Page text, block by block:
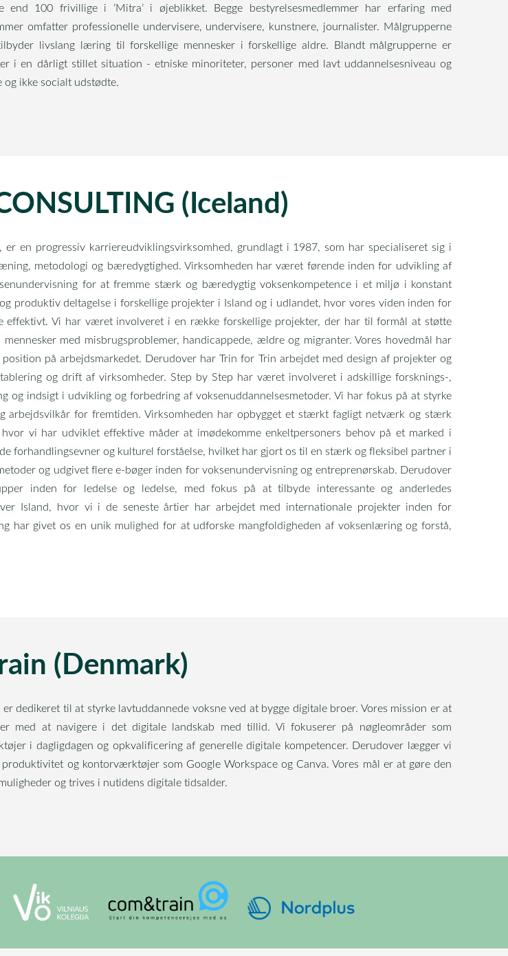
100 frivillige i ’Mitra’ i øjeblikket. Begge bestyrelsesmedlemmer har erfaring med
omfatter professionelle undervisere, undervisere, kunstnere, journalister. Målgrupperne
livslang læring til forskellige mennesker i forskellige aldre. Blandt målgrupperne er
i en dårligt stillet situation - etniske minoriteter, personer med lavt uddannelsesniveau og
ikke socialt udstødte.
(Iceland)
en progressiv karriereudviklingsvirksomhed, grundlagt i 1987, som har specialiseret sig i
metodologi og bæredygtighed. Virksomheden har været førende inden for udvikling af
for at fremme stærk og bæredygtig voksenkompetence i et miljø i konstant
produktiv deltagelse i forskellige projekter i Island og i udlandet, hvor vores viden inden for
Vi har været involveret i en række forskellige projekter, der har til formål at støtte
med misbrugsproblemer, handicappede, ældre og migranter. Vores hovedmål har
på arbejdsmarkedet. Derudover har Trin for Trin arbejdet med design af projekter og
og drift af virksomheder. Step by Step har været involveret i adskillige forsknings-,
indsigt i udvikling og forbedring af voksenuddannelsesmetoder. Vi har fokus på at styrke
arbejdsvilkår for fremtiden. Virksomheden har opbygget et stærkt fagligt netværk og stærk
vi har udviklet effektive måder at imødekomme enkeltpersoners behov på et marked i
forhandlingsevner og kulturel forståelse, hvilket har gjort os til en stærk og fleksibel partner i
og udgivet flere e-bøger inden for voksenundervisning og entreprenørskab. Derudover
inden for ledelse og ledelse, med fokus på at tilbyde interessante og anderledes
Island, hvor vi i de seneste årtier har arbejdet med internationale projekter inden for
har givet os en unik mulighed for at udforske mangfoldigheden af voksenlæring og forstå,
(Denmark)
dedikeret til at styrke lavtuddannede voksne ved at bygge digitale broer. Vores mission er at
med at navigere i det digitale landskab med tillid. Vi fokuserer på nøgleområder som
i dagligdagen og opkvalificering af generelle digitale kompetencer. Derudover lægger vi
og kontorværktøjer som Google Workspace og Canva. Vores mål er at gøre den
og trives i nutidens digitale tidsalder.